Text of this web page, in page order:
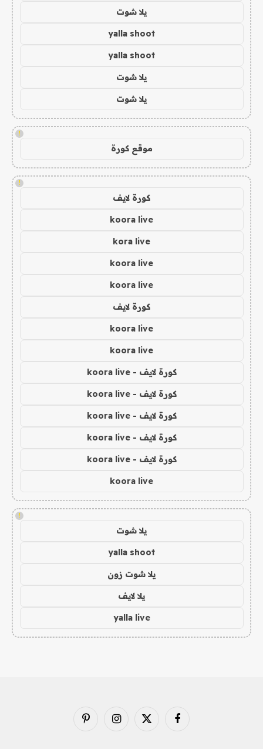
يلا شوت
yalla shoot
yalla shoot
يلا شوت
يلا شوت
!
موقع كورة
!
كورة لايف
koora live
kora live
koora live
koora live
كورة لايف
koora live
koora live
كورة لايف - koora live
كورة لايف - koora live
كورة لايف - koora live
كورة لايف - koora live
كورة لايف - koora live
koora live
!
يلا شوت
yalla shoot
يلا شوت زون
يلا لايف
yalla live
فيسبوك X
الانستغرامبينتيريست